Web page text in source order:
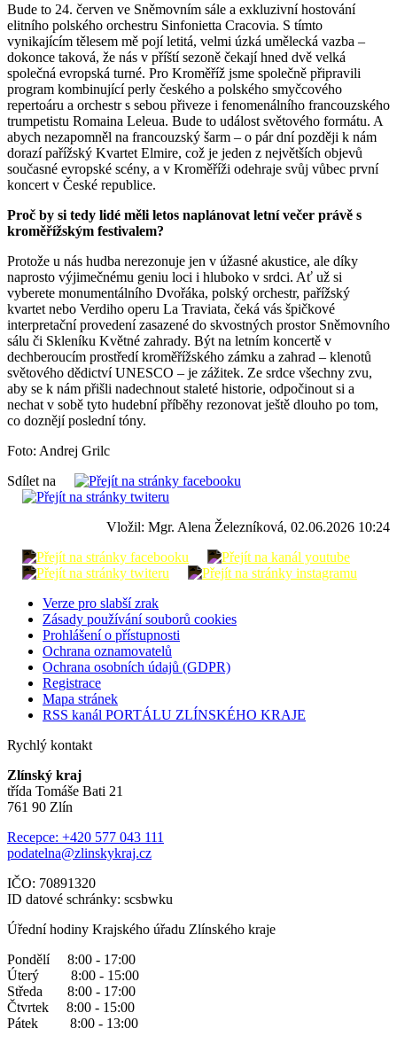
Bude to 24. červen ve Sněmovním sále a exkluzivní hostování
elitního polského orchestru Sinfonietta Cracovia. S tímto
vynikajícím tělesem mě pojí letitá, velmi úzká umělecká vazba –
dokonce taková, že nás v příští sezoně čekají hned dvě velká
společná evropská turné. Pro Kroměříž jsme společně připravili
program kombinující perly českého a polského smyčcového
repertoáru a orchestr s sebou přiveze i fenomenálního francouzského
trumpetistu Romaina Leleua. Bude to událost světového formátu. A
abych nezapomněl na francouzský šarm – o pár dní později k nám
dorazí pařížský Kvartet Elmire, což je jeden z největších objevů
současné evropské scény, a v Kroměříži odehraje svůj vůbec první
koncert v České republice.
Proč by si tedy lidé měli letos naplánovat letní večer právě s
kroměřížským festivalem?
Protože u nás hudba nerezonuje jen v úžasné akustice, ale díky
naprosto výjimečnému geniu loci i hluboko v srdci. Ať už si
vyberete monumentálního Dvořáka, polský orchestr, pařížský
kvartet nebo Verdiho operu La Traviata, čeká vás špičkové
interpretační provedení zasazené do skvostných prostor Sněmovního
sálu či Skleníku Květné zahrady. Být na letním koncertě v
dechberoucím prostředí kroměřížského zámku a zahrad – klenotů
světového dědictví UNESCO – je zážitek. Ze srdce všechny zvu,
aby se k nám přišli nadechnout staleté historie, odpočinout si a
nechat v sobě tyto hudební příběhy rezonovat ještě dlouho po tom,
co doznějí poslední tóny.
Foto: Andrej Grilc
Sdílet na
Vložil: Mgr. Alena Železníková, 02.06.2026 10:24
Verze pro slabší zrak
Zásady používání souborů cookies
Prohlášení o přístupnosti
Ochrana oznamovatelů
Ochrana osobních údajů (GDPR)
Registrace
Mapa stránek
RSS kanál PORTÁLU ZLÍNSKÉHO KRAJE
Rychlý kontakt
Zlínský kraj
třída Tomáše Bati 21
761 90 Zlín
Recepce: +420 577 043 111
podatelna@zlinskykraj.cz
IČO: 70891320
ID datové schránky: scsbwku
Úřední hodiny Krajského úřadu Zlínského kraje
Pondělí 8:00 - 17:00
Úterý 8:00 - 15:00
Středa 8:00 - 17:00
Čtvrtek 8:00 - 15:00
Pátek 8:00 - 13:00